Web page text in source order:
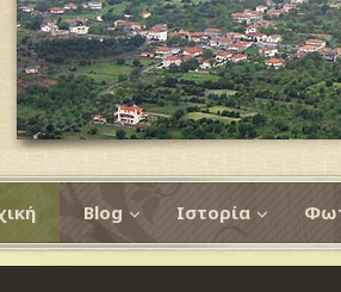
Blog Ιστορία